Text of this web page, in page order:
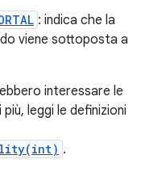
: indica che la
viene sottoposta a
interessare le
leggi le definizioni
.